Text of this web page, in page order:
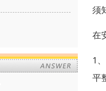
须
在
1
平